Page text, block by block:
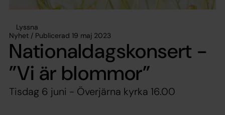
Lyssna
Nyhet / Publicerad 19 maj 2023
Nationaldagskonsert -
”Vi är blommor”
Tisdag 6 juni - Överjärna kyrka 16.00